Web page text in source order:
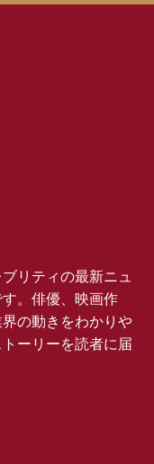
リティの最新ニュ
。俳優、映画作
の動きをわかりや
ーリーを読者に届